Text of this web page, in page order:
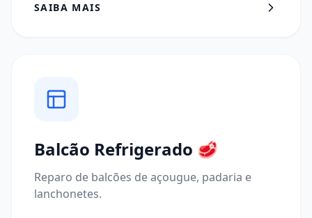
SAIBA MAIS
Balcão Refrigerado 🥩
Reparo de balcões de açougue, padaria e
lanchonetes.